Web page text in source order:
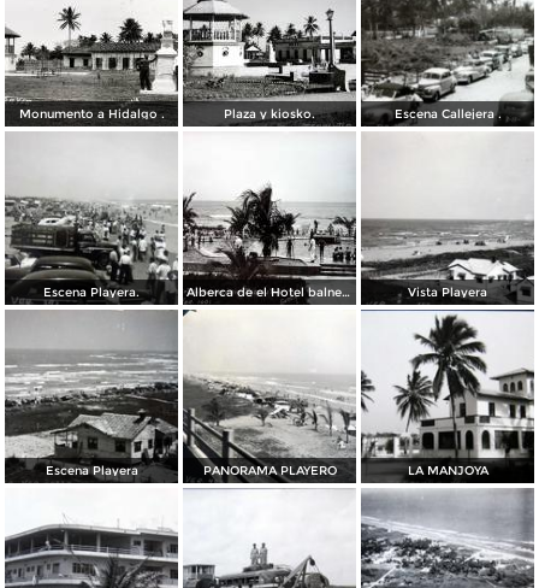
Monumento a Hidalgo . Plaza y kiosko. Escena Callejera .
Escena Playera. Alberca de el Hotel balneario. Vista Playera
Escena Playera PANORAMA PLAYERO LA MANJOYA